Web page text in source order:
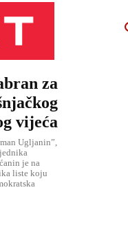
za
vijeća
Ugljanin”,
je na
liste koju